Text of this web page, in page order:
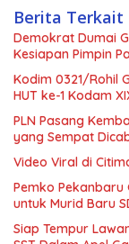
Berita Terkait
Demokrat Dumai
Kesiapan Pimpin
Kodim 0321/Rohil
HUT ke-1 Kodam
PLN Pasang
yang Sempat
Video Viral di
Pemko Pekanbaru
untuk Murid Baru
Siap Tempur